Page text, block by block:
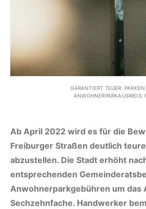
GARANTIERT TEUER:
Ab April 2022 wird es für die
Freiburger Straßen deutlich
abzustellen. Die Stadt erhöht
entsprechenden
Anwohnerparkgebühren um das
Sechzehnfache. Handwerker